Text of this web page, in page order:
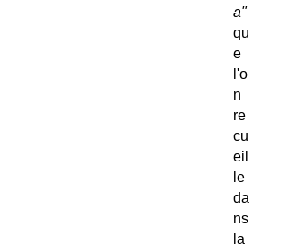
a"
qu
e
l'o
n
re
cu
eil
le
da
ns
la